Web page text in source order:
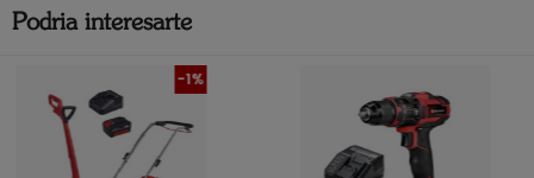
Podria interesarte
-1%